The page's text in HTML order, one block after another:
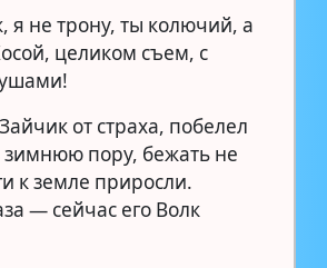
я не трону, ты колючий, а
целиком съем, с
от страха, побелел
зимнюю пору, бежать не
к земле приросли.
— сейчас его Волк